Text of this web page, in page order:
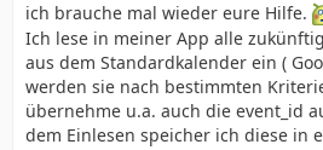
Uri url =
ich brauche mal wieder eure Hilfe.
Ich lese in meiner App alle
aus dem Standardkalender ein (
werden sie nach bestimmten
übernehme u.a. auch die event_id
dem Einlesen speicher ich diese in